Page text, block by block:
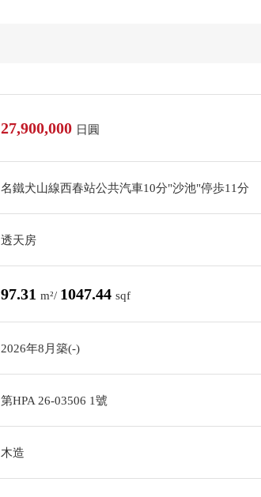
27,900,000 日圓
名鐵犬山線西春站公共汽車10分"沙池"停歩11分
透天房
97.31 m²/ 1047.44 sqf
2026年8月築(-)
第HPA 26-03506 1號
木造